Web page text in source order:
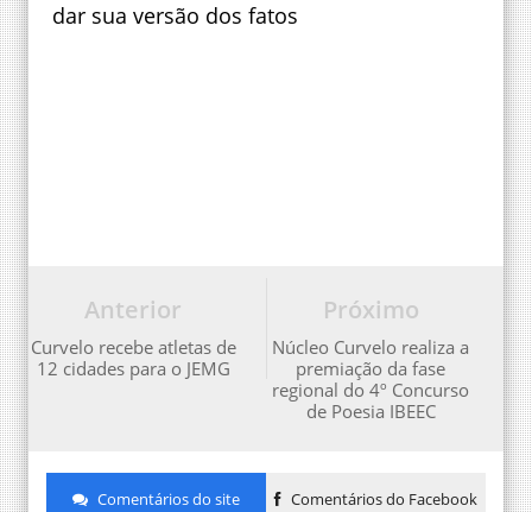
dar sua versão dos fatos
Próximo
Núcleo Curvelo realiza a
premiação da fase
regional do 4º Concurso
de Poesia IBEEC
Anterior
Curvelo recebe atletas de
12 cidades para o JEMG
Comentários do site Comentários do Facebook